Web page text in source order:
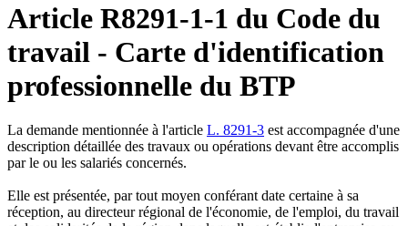
Article R8291-1-1 du Code du
travail - Carte d'identification
professionnelle du BTP
La demande mentionnée à l'article L. 8291-3 est accompagnée d'une
description détaillée des travaux ou opérations devant être accomplis
par le ou les salariés concernés.
Elle est présentée, par tout moyen conférant date certaine à sa
réception, au directeur régional de l'économie, de l'emploi, du travail